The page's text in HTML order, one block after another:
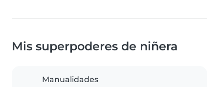
Mis superpoderes de niñera
Manualidades